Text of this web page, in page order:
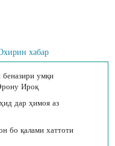
хабар
умқи
Ироқ
дар ҳимоя аз
бо қалами хаттоти